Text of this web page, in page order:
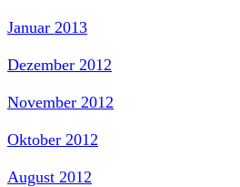
Januar 2013
Dezember 2012
November 2012
Oktober 2012
August 2012